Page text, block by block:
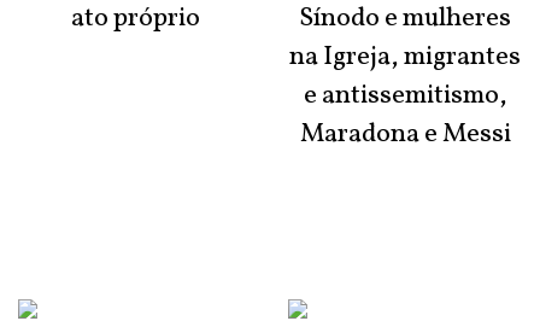
ato próprio
Sínodo e mulheres
na Igreja, migrantes
e antissemitismo,
Maradona e Messi